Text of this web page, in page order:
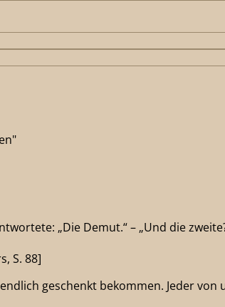
„Die Demut.“ – „Und die
S. 88]
geschenkt bekommen. Jeder von